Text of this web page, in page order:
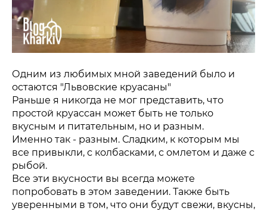
Одним из любимых мной заведений было и
остаются "Львовские круасаны"
Раньше я никогда не мог представить, что
простой круассан может быть не только
вкусным и питательным, но и разным.
Именно так - разным. Сладким, к которым мы
все привыкли, с колбасками, с омлетом и даже с
рыбой.
Все эти вкусности вы всегда можете
попробовать в этом заведении. Также быть
уверенными в том, что они будут свежи, вкусны,